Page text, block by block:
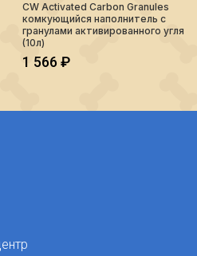
CW Activated Carbon Granules
комкующийся наполнитель с
гранулами активированного угля
(10л)
1 566₽